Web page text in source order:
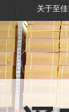
关于至佳